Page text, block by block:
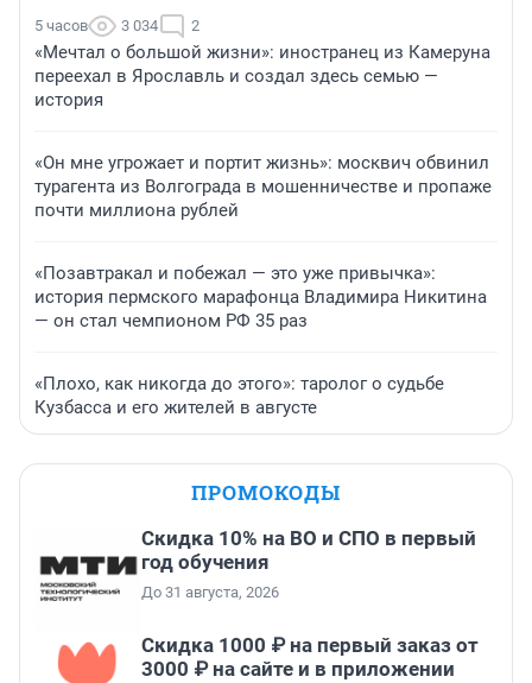
5 часов 3 034 2
«Мечтал о большой жизни»: иностранец из Камеруна
переехал в Ярославль и создал здесь семью —
история
«Он мне угрожает и портит жизнь»: москвич обвинил
турагента из Волгограда в мошенничестве и пропаже
почти миллиона рублей
«Позавтракал и побежал — это уже привычка»:
история пермского марафонца Владимира Никитина
— он стал чемпионом РФ 35 раз
«Плохо, как никогда до этого»: таролог о судьбе
Кузбасса и его жителей в августе
ПРОМОКОДЫ
Скидка 10% на ВО и СПО в первый
год обучения
До 31 августа, 2026
Скидка 1000 ₽ на первый заказ от
3000 ₽ на сайте и в приложении